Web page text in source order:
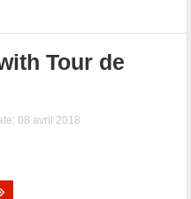
Tour de
08 avril 2018